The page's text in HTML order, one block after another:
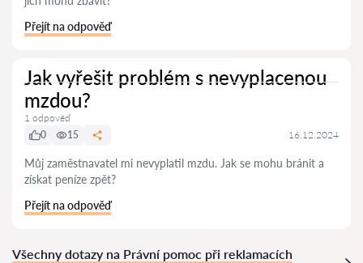
Přejít na odpověď
Jak vyřešit problém s nevyplacenou
mzdou?
1 odpověď
0
15 16.12.2024
Můj zaměstnavatel mi nevyplatil mzdu. Jak se mohu bránit a
získat peníze zpět?
Přejít na odpověď
Všechny dotazy na Právní pomoc při reklamacích